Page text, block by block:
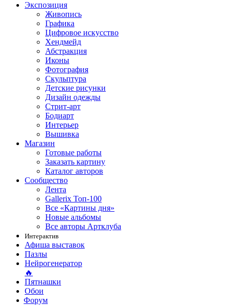
Экспозиция
Живопись
Графика
Цифровое искусство
Хендмейд
Абстракция
Иконы
Фотография
Скульптура
Детские рисунки
Дизайн одежды
Стрит-арт
Бодиарт
Интерьер
Вышивка
Магазин
Готовые работы
Заказать картину
Каталог авторов
Сообщество
Лента
Gallerix Топ-100
Все «Картины дня»
Новые альбомы
Все авторы Артклуба
Интерактив
Афиша выставок
Пазлы
Нейрогенератор
🔥
Пятнашки
Обои
Форум